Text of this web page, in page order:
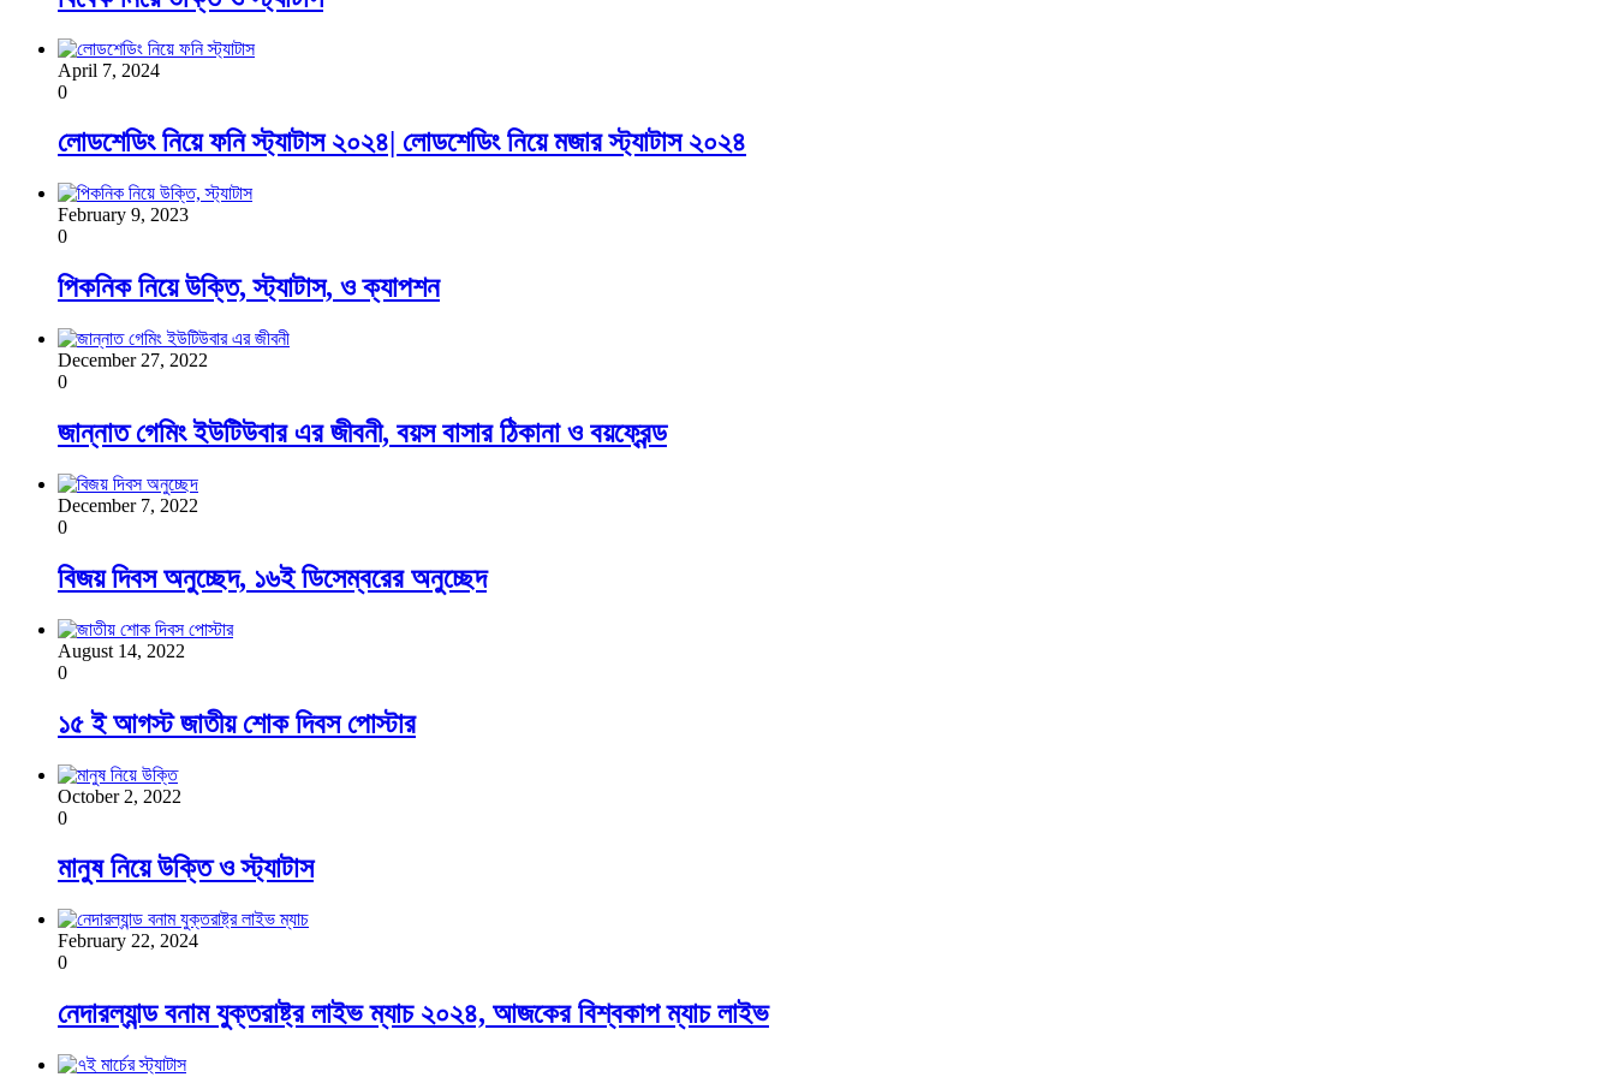
April 7, 2024
0
লোডশেডিং নিয়ে ফনি স্ট্যাটাস ২০২৪| লোডশেডিং নিয়ে মজার স্ট্যাটাস ২০২৪
February 9, 2023
0
পিকনিক নিয়ে উক্তি, স্ট্যাটাস, ও ক্যাপশন
December 27, 2022
0
জান্নাত গেমিং ইউটিউবার এর জীবনী, বয়স বাসার ঠিকানা ও বয়ফ্রেন্ড
December 7, 2022
0
বিজয় দিবস অনুচ্ছেদ, ১৬ই ডিসেম্বরের অনুচ্ছেদ
August 14, 2022
0
১৫ ই আগস্ট জাতীয় শোক দিবস পোস্টার
October 2, 2022
0
মানুষ নিয়ে উক্তি ও স্ট্যাটাস
February 22, 2024
0
নেদারল্যান্ড বনাম যুক্তরাষ্ট্র লাইভ ম্যাচ ২০২৪, আজকের বিশ্বকাপ ম্যাচ লাইভ